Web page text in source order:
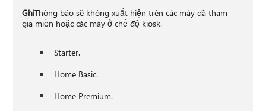
GhiThông báo sẽ không xuất hiện trên các máy đã tham
gia miền hoặc các máy ở chế độ kiosk.
Starter.
Home Basic.
Home Premium.